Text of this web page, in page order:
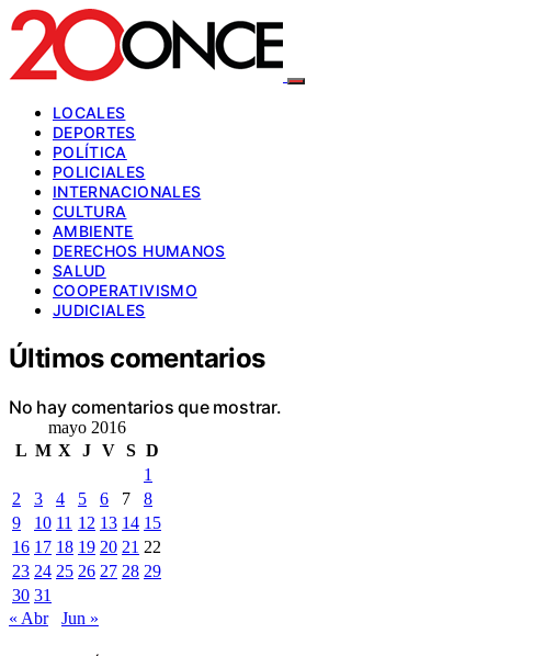
LOCALES
DEPORTES
POLÍTICA
POLICIALES
INTERNACIONALES
CULTURA
AMBIENTE
DERECHOS HUMANOS
SALUD
COOPERATIVISMO
JUDICIALES
Últimos comentarios
No hay comentarios que mostrar.
mayo 2016
L M X J V S D
1
2
3 4 5 6 7
8
9
10 11 12 13 14 15
16 17 18 19 20 21 22
23 24 25 26 27 28 29
30 31
« Abr
Jun »